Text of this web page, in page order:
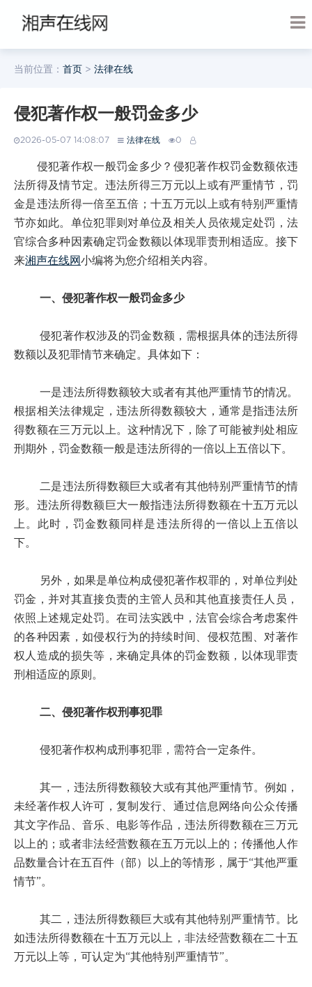
当前位置： 首页 > 法律在线
侵犯著作权一般罚金多少
2026-05-07 14:08:07 法律在线 0
侵犯著作权一般罚金多少？侵犯著作权罚金数额依违
法所得及情节定。违法所得三万元以上或有严重情节，罚
金是违法所得一倍至五倍；十五万元以上或有特别严重情
节亦如此。单位犯罪则对单位及相关人员依规定处罚，法
官综合多种因素确定罚金数额以体现罪责刑相适应。接下
来湘声在线网小编将为您介绍相关内容。
一、侵犯著作权一般罚金多少
侵犯著作权涉及的罚金数额，需根据具体的违法所得
数额以及犯罪情节来确定。具体如下：
一是违法所得数额较大或者有其他严重情节的情况。
根据相关法律规定，违法所得数额较大，通常是指违法所
得数额在三万元以上。这种情况下，除了可能被判处相应
刑期外，罚金数额一般是违法所得的一倍以上五倍以下。
二是违法所得数额巨大或者有其他特别严重情节的情
形。违法所得数额巨大一般指违法所得数额在十五万元以
上。此时，罚金数额同样是违法所得的一倍以上五倍以
下。
另外，如果是单位构成侵犯著作权罪的，对单位判处
罚金，并对其直接负责的主管人员和其他直接责任人员，
依照上述规定处罚。在司法实践中，法官会综合考虑案件
的各种因素，如侵权行为的持续时间、侵权范围、对著作
权人造成的损失等，来确定具体的罚金数额，以体现罪责
刑相适应的原则。
二、侵犯著作权刑事犯罪
侵犯著作权构成刑事犯罪，需符合一定条件。
其一，违法所得数额较大或有其他严重情节。例如，
未经著作权人许可，复制发行、通过信息网络向公众传播
其文字作品、音乐、电影等作品，违法所得数额在三万元
以上的；或者非法经营数额在五万元以上的；传播他人作
品数量合计在五百件（部）以上的等情形，属于“其他严重
情节”。
其二，违法所得数额巨大或有其他特别严重情节。比
如违法所得数额在十五万元以上，非法经营数额在二十五
万元以上等，可认定为“其他特别严重情节”。